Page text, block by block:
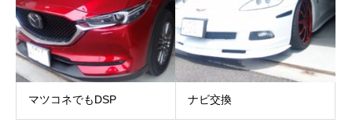
マツコネでもDSP ナビ交換